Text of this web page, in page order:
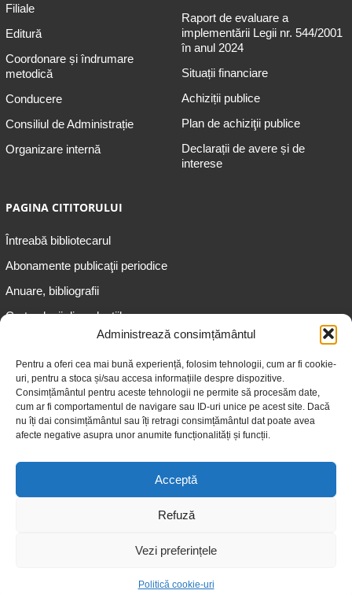
Administrează consimțământul
Pentru a oferi cea mai bună experiență, folosim tehnologii, cum ar fi cookie-
uri, pentru a stoca și/sau accesa informațiile despre dispozitive.
Consimțământul pentru aceste tehnologii ne permite să procesăm date,
cum ar fi comportamentul de navigare sau ID-uri unice pe acest site. Dacă
nu îți dai consimțământul sau îți retragi consimțământul dat poate avea
afecte negative asupra unor anumite funcționalități și funcții.
Acceptă
Refuză
Vezi preferințele
Politică cookie-uri
Filiale
Editură
Coordonare și îndrumare
metodică
Conducere
Consiliul de Administrație
Organizare internă
Raport de evaluare a
implementării Legii nr. 544/2001
în anul 2024
Situații financiare
Achiziții publice
Plan de achiziţii publice
Declarații de avere și de
interese
PAGINA CITITORULUI
Întreabă bibliotecarul
Abonamente publicaţii periodice
Anuare, bibliografii
Cartea lunii din colecțiile
Informații pentru adolescenți
Informații pentru adulți
Informații pentru seniori
© 2026 Biblioteca Judeţeană „Gheorghe Asachi” Iaşi